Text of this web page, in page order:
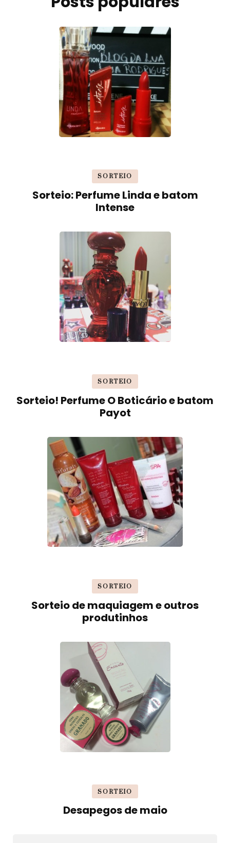
SORTEIO
Sorteio: Perfume Linda e batom
Intense
SORTEIO
Sorteio! Perfume O Boticário e batom
Payot
SORTEIO
Sorteio de maquiagem e outros
produtinhos
SORTEIO
Desapegos de maio